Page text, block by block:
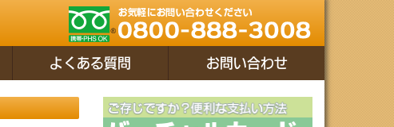
よくある質問 お問い合わせ